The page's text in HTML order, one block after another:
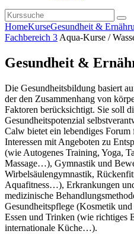
HomeKurseGesundheit &
Fachbereich 3 Aqua-Kurse /
Gesundheit &
Die Gesundheitsbildung basiert
der den Zusammenhang von
Faktoren berücksichtigt. Sie soll
Gesundheitspotenzial
Calw bietet ein lebendiges Forum
Interessen mit Angeboten zu
(wie Autogenes Training, Yoga,
Massage…), Gymnastik und
Wirbelsäulengymnastik,
Aquafitness…), Erkrankungen
medizinische
Gesundheitspflege (Kosmetik
Essen und Trinken (wie richtiges
internationale Küche…).